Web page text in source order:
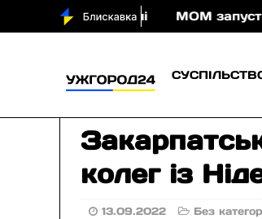
вночі МОМ запустила
колег із
13.09.2022 Без